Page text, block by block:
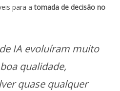
para atomada de decisão no
IA evoluíram muito
qualidade,
quase qualquer